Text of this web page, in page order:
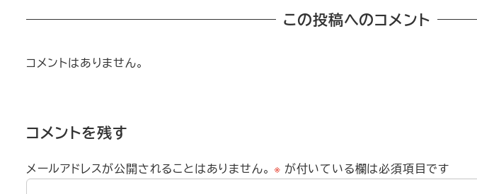
この投稿へのコメント
コメントはありません。
コメントを残す
メールアドレスが公開されることはありません。 ※ が付いている欄は必須項目です